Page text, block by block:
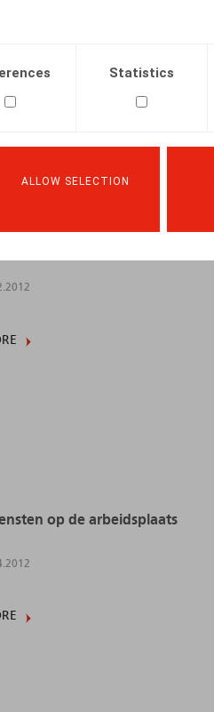
Statistics
ALLOW SELECTION
op de arbeidsplaats